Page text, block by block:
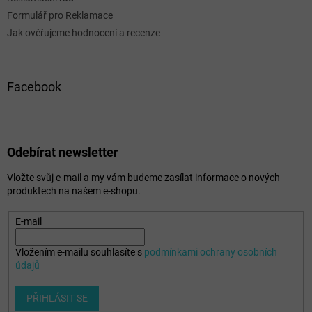
Formulář pro Reklamace
Jak ověřujeme hodnocení a recenze
Facebook
Odebírat newsletter
Vložte svůj e-mail a my vám budeme zasílat informace o nových
produktech na našem e-shopu.
E-mail
Vložením e-mailu souhlasíte s podmínkami ochrany osobních
údajů
PŘIHLÁSIT SE